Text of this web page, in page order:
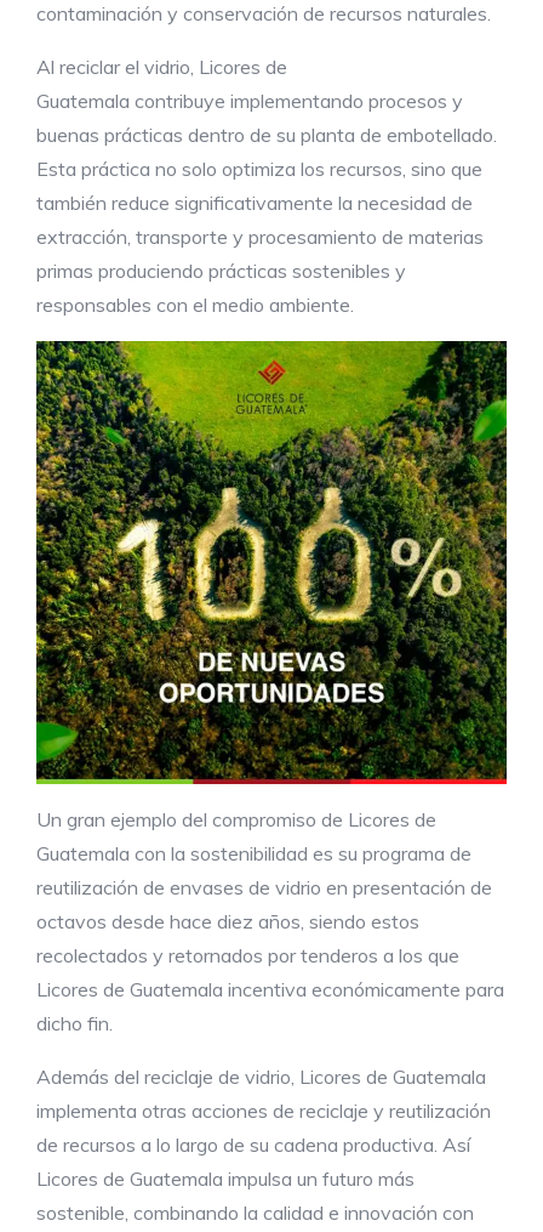
contaminación y conservación de recursos naturales.
Al reciclar el vidrio, Licores de
Guatemala contribuye implementando procesos y
buenas prácticas dentro de su planta de embotellado.
Esta práctica no solo optimiza los recursos, sino que
también reduce significativamente la necesidad de
extracción, transporte y procesamiento de materias
primas produciendo prácticas sostenibles y
responsables con el medio ambiente.
Un gran ejemplo del compromiso de Licores de
Guatemala con la sostenibilidad es su programa de
reutilización de envases de vidrio en presentación de
octavos desde hace diez años, siendo estos
recolectados y retornados por tenderos a los que
Licores de Guatemala incentiva económicamente para
dicho fin.
Además del reciclaje de vidrio, Licores de Guatemala
implementa otras acciones de reciclaje y reutilización
de recursos a lo largo de su cadena productiva. Así
Licores de Guatemala impulsa un futuro más
sostenible, combinando la calidad e innovación con